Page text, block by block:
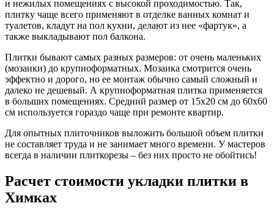
и нежилых помещениях с высокой проходимостью. Так,
плитку чаще всего применяют в отделке ванных комнат и
туалетов, кладут на пол кухни, делают из нее «фартук», а
также выкладывают пол балкона.
Плитки бывают самых разных размеров: от очень маленьких
(мозаики) до крупноформатных. Мозаика смотрится очень
эффектно и дорого, но ее монтаж обычно самый сложный и
далеко не дешевый. А крупноформатная плитка применяется
в больших помещениях. Средний размер от 15х20 см до 60х60
см используется гораздо чаще при ремонте квартир.
Для опытных плиточников выложить большой объем плитки
не составляет труда и не занимает много времени. У мастеров
всегда в наличии плиткорезы – без них просто не обойтись!
Расчет стоимости укладки плитки в
Химках